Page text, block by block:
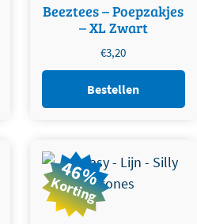
Beeztees – Poepzakjes
– XL Zwart
€3,20
Bestellen
46%
Korting